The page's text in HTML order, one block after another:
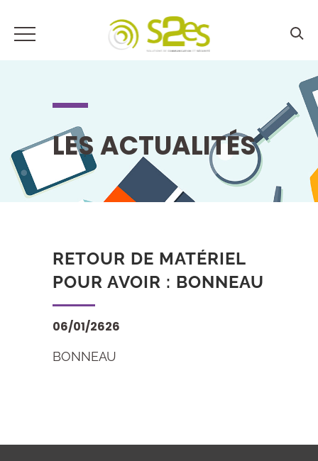
LES ACTUALITÉS
RETOUR DE MATÉRIEL
POUR AVOIR : BONNEAU
06/01/2626
BONNEAU